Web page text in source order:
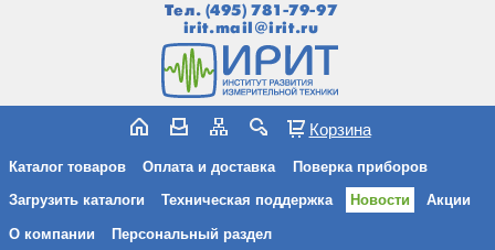
Тел. (495) 781-79-97
irit.mail@irit.ru
Корзина
Каталог товаров Оплата и доставка Поверка приборов
Загрузить каталоги Техническая поддержка Новости Акции
О компании Персональный раздел